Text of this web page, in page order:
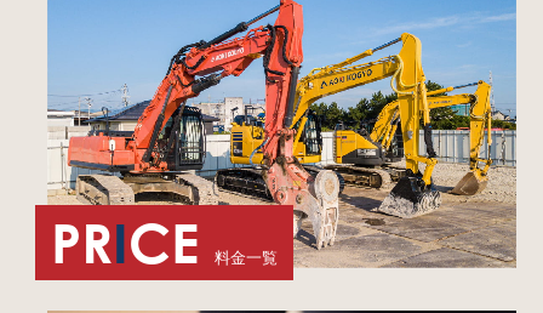
PRICE 料金一覧